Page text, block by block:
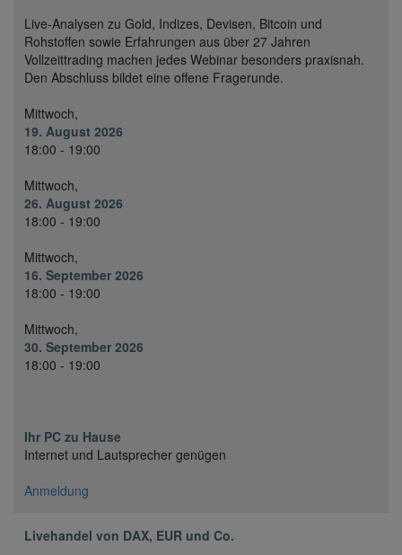
Live-Analysen zu Gold, Indizes, Devisen, Bitcoin und
Rohstoffen sowie Erfahrungen aus über 27 Jahren
Vollzeittrading machen jedes Webinar besonders praxisnah.
Den Abschluss bildet eine offene Fragerunde.
Mittwoch,
19. August 2026
18:00 - 19:00
Mittwoch,
26. August 2026
18:00 - 19:00
Mittwoch,
16. September 2026
18:00 - 19:00
Mittwoch,
30. September 2026
18:00 - 19:00
Ihr PC zu Hause
Internet und Lautsprecher genügen
Anmeldung
Livehandel von DAX, EUR und Co.